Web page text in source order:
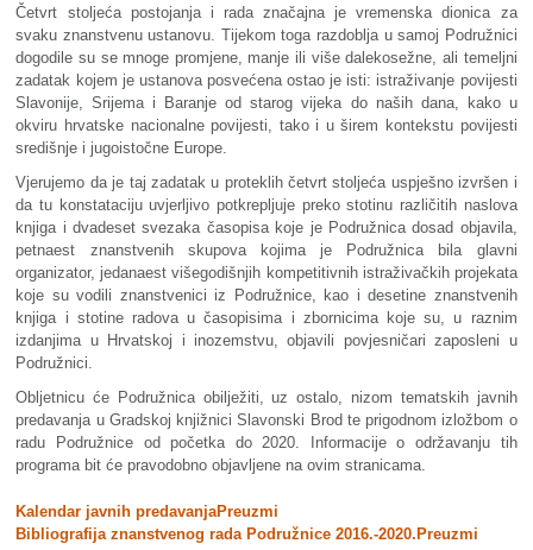
Četvrt stoljeća postojanja i rada značajna je vremenska dionica za
svaku znanstvenu ustanovu. Tijekom toga razdoblja u samoj Podružnici
dogodile su se mnoge promjene, manje ili više dalekosežne, ali temeljni
zadatak kojem je ustanova posvećena ostao je isti: istraživanje povijesti
Slavonije, Srijema i Baranje od starog vijeka do naših dana, kako u
okviru hrvatske nacionalne povijesti, tako i u širem kontekstu povijesti
središnje i jugoistočne Europe.
Vjerujemo da je taj zadatak u proteklih četvrt stoljeća uspješno izvršen i
da tu konstataciju uvjerljivo potkrepljuje preko stotinu različitih naslova
knjiga i dvadeset svezaka časopisa koje je Podružnica dosad objavila,
petnaest znanstvenih skupova kojima je Podružnica bila glavni
organizator, jedanaest višegodišnjih kompetitivnih istraživačkih projekata
koje su vodili znanstvenici iz Podružnice, kao i desetine znanstvenih
knjiga i stotine radova u časopisima i zbornicima koje su, u raznim
izdanjima u Hrvatskoj i inozemstvu, objavili povjesničari zaposleni u
Podružnici.
Obljetnicu će Podružnica obilježiti, uz ostalo, nizom tematskih javnih
predavanja u Gradskoj knjižnici Slavonski Brod te prigodnom izložbom o
radu Podružnice od početka do 2020. Informacije o održavanju tih
programa bit će pravodobno objavljene na ovim stranicama.
Kalendar javnih predavanjaPreuzmi
Bibliografija znanstvenog rada Podružnice 2016.-2020. Preuzmi